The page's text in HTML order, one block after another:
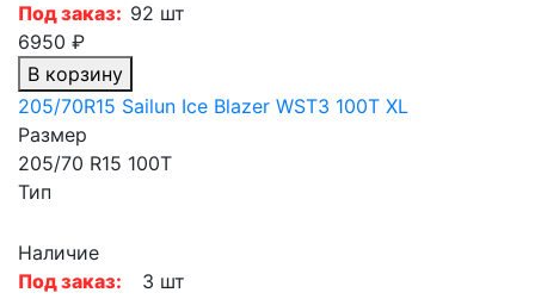
Под заказ: 92 шт
6950 ₽
В корзину
205/70R15 Sailun Ice Blazer WST3 100T XL
Размер
205/70 R15 100T
Тип
Наличие
Под заказ:
3 шт